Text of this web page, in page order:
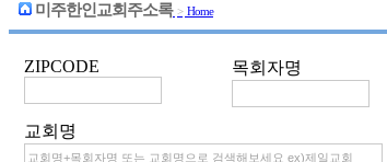
미주한인교회주소록 > Home
ZIPCODE 목회자명
교회명